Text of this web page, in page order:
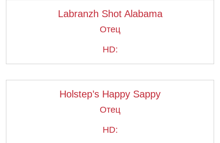
Labranzh Shot Alabama
Отец
HD:
Holstep’s Happy Sappy
Отец
HD: